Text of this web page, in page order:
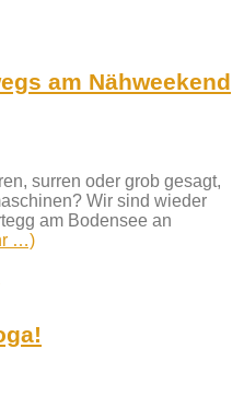
am Nähweekend
surren oder grob gesagt,
Wir sind wieder
am Bodensee an
…)